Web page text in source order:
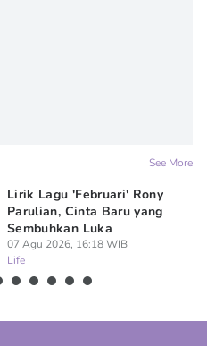
See More
Lirik Lagu 'Februari' Rony
Parulian, Cinta Baru yang
Sembuhkan Luka
07 Agu 2026, 16:18 WIB
Life